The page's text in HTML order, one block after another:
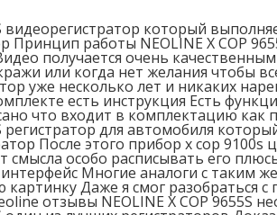
видеорегистратор который
Принцип работы NEOLINE X COP
получается очень
или когда нет желания чтобы
уже несколько лет и никаких
есть инструкция Есть
что входит в комплектацию
регистратор для автомобиля
После этого прибор x cop 9100s
смысла особо расписывать его
Многие аналоги с таким
Даже я смог разобраться
отзывы NEOLINE X COP 9655S